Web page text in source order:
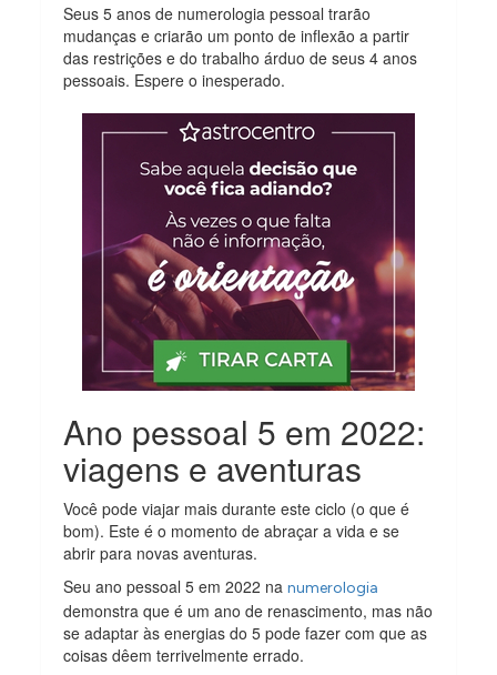
Seus 5 anos de numerologia pessoal trarão
mudanças e criarão um ponto de inflexão a partir
das restrições e do trabalho árduo de seus 4 anos
pessoais. Espere o inesperado.
Ano pessoal 5 em 2022:
viagens e aventuras
Você pode viajar mais durante este ciclo (o que é
bom). Este é o momento de abraçar a vida e se
abrir para novas aventuras.
Seu ano pessoal 5 em 2022 nanumerologia
demonstra que é um ano de renascimento, mas não
se adaptar às energias do 5 pode fazer com que as
coisas dêem terrivelmente errado.